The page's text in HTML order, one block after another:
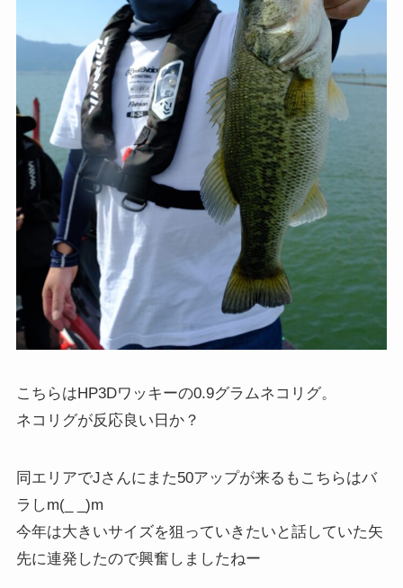
こちらはHP3Dワッキーの0.9グラムネコリグ。
ネコリグが反応良い日か？
同エリアでJさんにまた50アップが来るもこちらはバ
ラしm(_ _)m
今年は大きいサイズを狙っていきたいと話していた矢
先に連発したので興奮しましたねー